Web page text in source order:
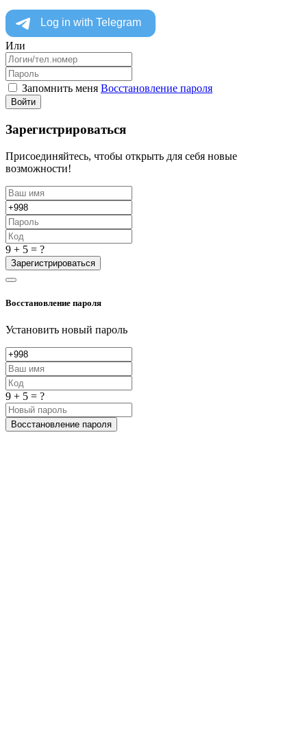
Или
Запомнить меня Восстановление пароля
Войти
Зарегистрироваться
Присоединяйтесь, чтобы открыть для себя новые
возможности!
9 + 5 = ?
Зарегистрироваться
Восстановление пароля
Установить новый пароль
9 + 5 = ?
Восстановление пароля